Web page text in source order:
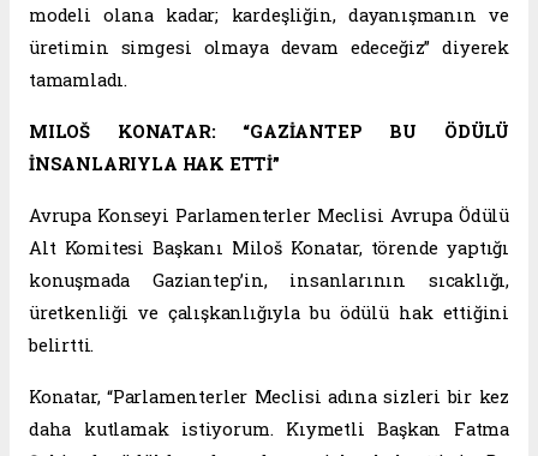
modeli olana kadar; kardeşliğin, dayanışmanın ve
üretimin simgesi olmaya devam edeceğiz” diyerek
tamamladı.
MILOŠ KONATAR: “GAZİANTEP BU ÖDÜLÜ
İNSANLARIYLA HAK ETTİ”
Avrupa Konseyi Parlamenterler Meclisi Avrupa Ödülü
Alt Komitesi Başkanı Miloš Konatar, törende yaptığı
konuşmada Gaziantep’in, insanlarının sıcaklığı,
üretkenliği ve çalışkanlığıyla bu ödülü hak ettiğini
belirtti.
Konatar, “Parlamenterler Meclisi adına sizleri bir kez
daha kutlamak istiyorum. Kıymetli Başkan Fatma